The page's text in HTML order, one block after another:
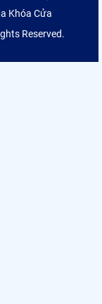
Khóa Cửa
Reserved.